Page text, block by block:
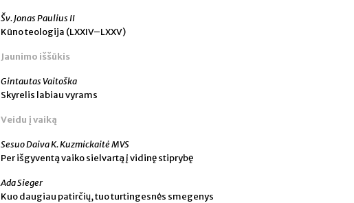
Šv. Jonas Paulius II
Kūno teologija (LXXIV–LXXV)
Jaunimo iššūkis
Gintautas Vaitoška
Skyrelis labiau vyrams
Veidu į vaiką
Sesuo Daiva K. Kuzmickaitė MVS
Per išgyventą vaiko sielvartą į vidinę stiprybę
Ada Sieger
Kuo daugiau patirčių, tuo turtingesnės smegenys